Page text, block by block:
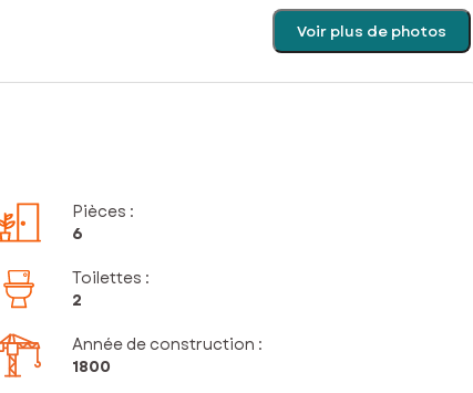
Voir plus de photos
Pièces :
6
Toilettes :
2
Année de construction :
1800